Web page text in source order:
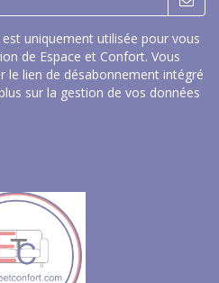
uniquement utilisée pour vous
de Espace et Confort. Vous
lien de désabonnement intégré
sur la gestion de vos données